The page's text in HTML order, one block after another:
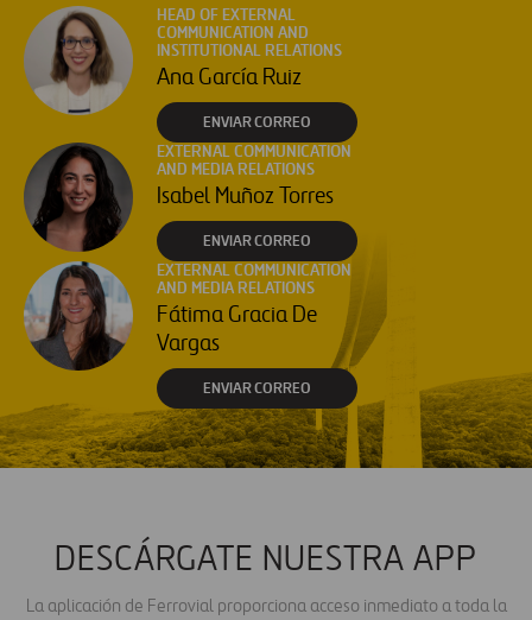
HEAD OF EXTERNAL
COMMUNICATION AND
INSTITUTIONAL RELATIONS
Ana García Ruiz
ENVIAR CORREO
EXTERNAL COMMUNICATION
AND MEDIA RELATIONS
Isabel Muñoz Torres
ENVIAR CORREO
EXTERNAL COMMUNICATION
AND MEDIA RELATIONS
Fátima Gracia De
Vargas
ENVIAR CORREO
DESCÁRGATE NUESTRA APP
La aplicación de Ferrovial proporciona acceso inmediato a toda la